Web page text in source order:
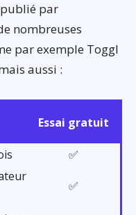
publié par
nombreuses
par exemple Toggl
aussi :
Essai gratuit
✅
✅